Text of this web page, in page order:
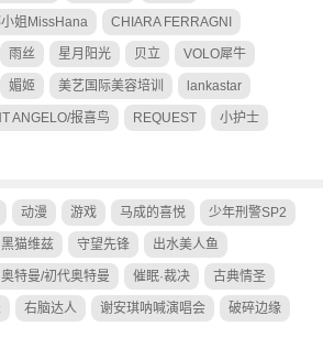
姐MissHana CHIARA FERRAGNI
雨丝 星月阳光 贝立 VOLO犀牛
媚姬 美艺国际美容培训 lankastar
ANGELO/报喜鸟 REQUEST 小护士
动漫 游戏 马成的喜悦 少年刑警SP2
黑猫维兹 守望先锋 出水美人鱼
奥特曼/初代奥特曼 催眠·裁决 古典情圣
右脑达人 谢安琪呐喊演唱会 破碎边缘